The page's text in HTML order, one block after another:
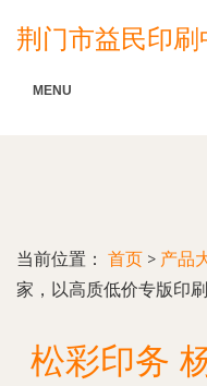
荆门市益民印刷
MENU
当前位置： 首页 > 产品
家，以高质低价专版印
松彩印务